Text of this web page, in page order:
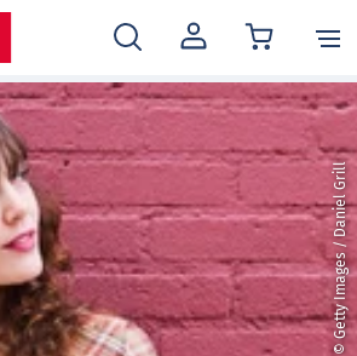
MEIN
KONTO
© Getty Images / Daniel Grill